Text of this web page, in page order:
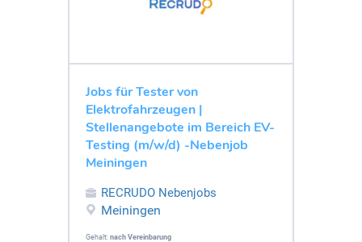
Jobs für Tester von
Elektrofahrzeugen |
Stellenangebote im Bereich EV-
Testing (m/w/d) -Nebenjob
Meiningen
RECRUDO Nebenjobs
Meiningen
Gehalt: nach Vereinbarung